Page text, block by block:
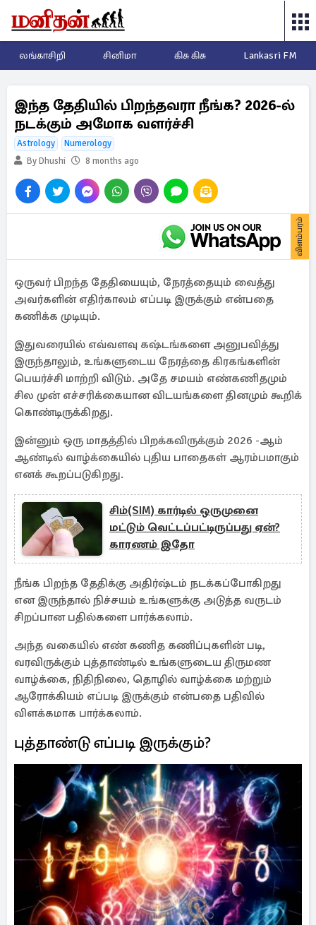
லங்காசிறி சினிமா கிசு கிசு Lankasri FM
இந்த தேதியில் பிறந்தவரா நீங்க? 2026-ல்
நடக்கும் அமோக வளர்ச்சி
Astrology
Numerology
By Dhushi
8 months ago
விளம்பரம்
ஒருவர் பிறந்த தேதியையும், நேரத்தையும் வைத்து
அவர்களின் எதிர்காலம் எப்படி இருக்கும் என்பதை
கணிக்க முடியும்.
இதுவரையில் எவ்வளவு கஷ்டங்களை அனுபவித்து
இருந்தாலும், உங்களுடைய நேரத்தை கிரகங்களின்
பெயர்ச்சி மாற்றி விடும். அதே சமயம் எண்கணிதமும்
சில முன் எச்சரிக்கையான விடயங்களை தினமும் கூறிக்
கொண்டிருக்கிறது.
இன்னும் ஒரு மாதத்தில் பிறக்கவிருக்கும் 2026 -ஆம்
ஆண்டில் வாழ்க்கையில் புதிய பாதைகள் ஆரம்பமாகும்
எனக் கூறப்படுகிறது.
சிம்(SIM) கார்டில் ஒருமுனை
மட்டும் வெட்டப்பட்டிருப்பது ஏன்?
காரணம் இதோ
நீங்க பிறந்த தேதிக்கு அதிர்ஷ்டம் நடக்கப்போகிறது
என இருந்தால் நிச்சயம் உங்களுக்கு அடுத்த வருடம்
சிறப்பான பதில்களை பார்க்கலாம்.
அந்த வகையில் எண் கணித கணிப்புகளின் படி,
வரவிருக்கும் புத்தாண்டில் உங்களுடைய திருமண
வாழ்க்கை, நிதிநிலை, தொழில் வாழ்க்கை மற்றும்
ஆரோக்கியம் எப்படி இருக்கும் என்பதை பதிவில்
விளக்கமாக பார்க்கலாம்.
புத்தாண்டு எப்படி இருக்கும்?